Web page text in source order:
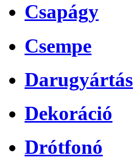
Csapágy
Csempe
Darugyártás
Dekoráció
Drótfonó